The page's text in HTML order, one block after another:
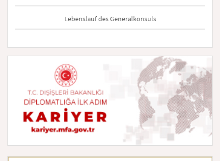
Lebenslauf des Generalkonsuls